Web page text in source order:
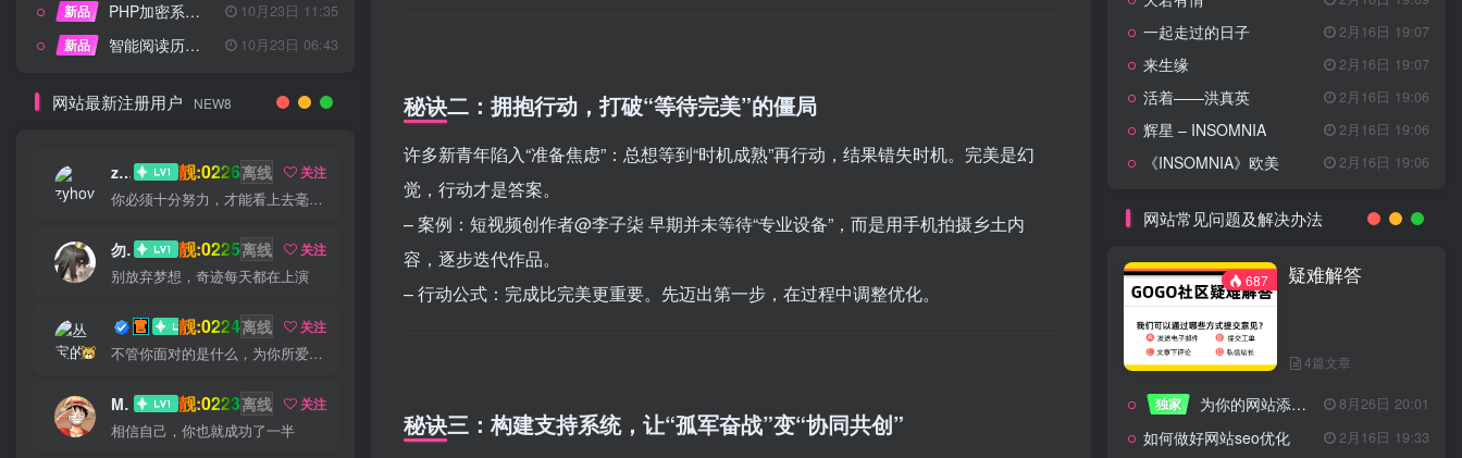
新品
PHP加密系统专业版
10月23日 11:35
新品
智能阅读历史系统 10月23日 06:43
网站最新注册用户 NEW8
zyhove 靓:0226离线
关注
你必须十分努力，才能看上去毫不费劲
勿听 靓:0225离线
关注
别放弃梦想，奇迹每天都在上演
丛宝 靓:0224离线
关注
不管你面对的是什么，为你所爱的而奋斗都会是值得的
MS-康娃 靓:0223离线
关注
相信自己，你也就成功了一半
秘诀二：拥抱行动，打破“等待完美”的僵局
许多新青年陷入“准备焦虑”：总想等到“时机成熟”再行动，结果错失时机。完美是幻
觉，行动才是答案。
– 案例：短视频创作者@李子柒 早期并未等待“专业设备”，而是用手机拍摄乡土内
容，逐步迭代作品。
– 行动公式：完成比完美更重要。先迈出第一步，在过程中调整优化。
秘诀三：构建支持系统，让“孤军奋战”变“协同共创”
一起走过的日子 2月16日 19:07
来生缘 2月16日 19:07
活着——洪真英 2月16日 19:06
辉星 – INSOMNIA 2月16日 19:06
《INSOMNIA》欧美 2月16日 19:06
网站常见问题及解决办法
687 疑难解答
4篇文章
独家 为你的网站添加百度登录 8月26日 20:01
如何做好网站seo优化 2月16日 19:33
28篇文章
音乐，一起嗨 7月12日 23:55
你的样子 2月16日 19:09
一起走过的日子 2月16日 19:07
来生缘
活着——洪真英
辉星 – INSOMNIA 2月16日 19:06
《INSOMNIA》欧美 2月16日 19:06